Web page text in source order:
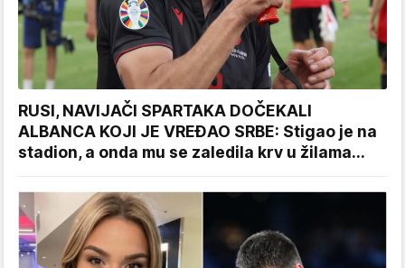
RUSI, NAVIJAČI SPARTAKA DOČEKALI
ALBANCA KOJI JE VREĐAO SRBE: Stigao je na
stadion, a onda mu se zaledila krv u žilama...